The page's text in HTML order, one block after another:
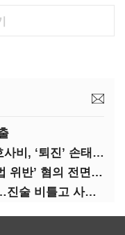
우리은행 ‘라임 징계’ 소송 변호사비, ‘퇴진’ 손태승 회장 개인이 납부하나
(영상)이재명, ‘배임·부패방지법 위반’ 혐의 전면 반박(종합)
이재명 “검찰, 이미 기소 결정…진술 비틀고 사건 조작에 악용”